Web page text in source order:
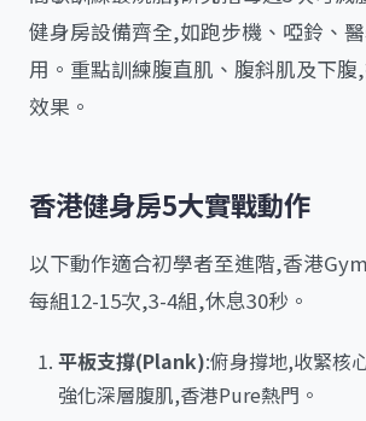
健身房設備齊全,如跑步機、啞鈴、
用。重點訓練腹直肌、腹斜肌及下
效果。
香港健身房5大實戰動作
以下動作適合初學者至進階,香港
每組12-15次,3-4組,休息30秒。
平板支撐(Plank):俯身撐地,收緊核
強化深層腹肌,香港Pure熱門。